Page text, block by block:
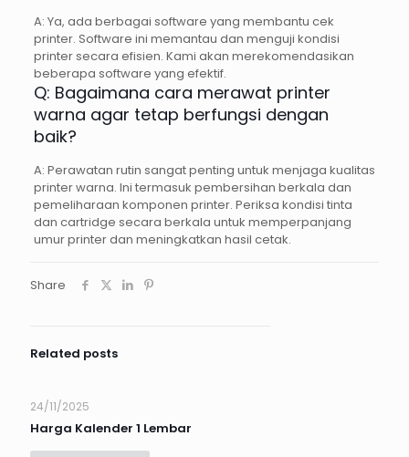
A: Ya, ada berbagai software yang membantu cek
printer. Software ini memantau dan menguji kondisi
printer secara efisien. Kami akan merekomendasikan
beberapa software yang efektif.
Q: Bagaimana cara merawat printer
warna agar tetap berfungsi dengan
baik?
A: Perawatan rutin sangat penting untuk menjaga kualitas
printer warna. Ini termasuk pembersihan berkala dan
pemeliharaan komponen printer. Periksa kondisi tinta
dan cartridge secara berkala untuk memperpanjang
umur printer dan meningkatkan hasil cetak.
Share
Related posts
24/11/2025
Harga Kalender 1 Lembar